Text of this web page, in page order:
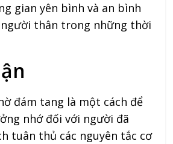
gian yên bình và an bình
người thân trong những thời
đám tang là một cách để
nhớ đối với người đã
tuân thủ các nguyên tắc cơ